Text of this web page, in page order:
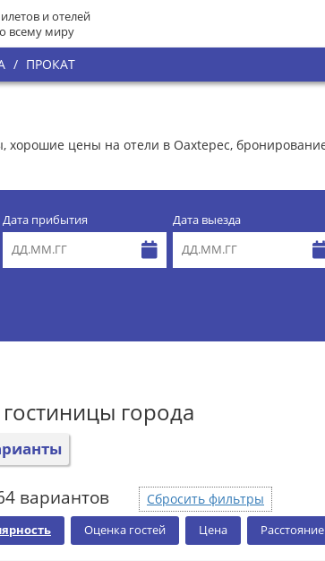
и отелей
всему миру
/ ПРОКАТ
хорошие цены на отели в Oaxtepec,
Дата прибытия Дата выезда
города
вариантов
Сбросить фильтры
Оценка гостей Цена